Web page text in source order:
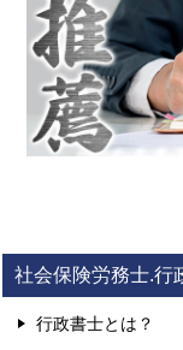
社会保険労務士.行
行政書士とは？